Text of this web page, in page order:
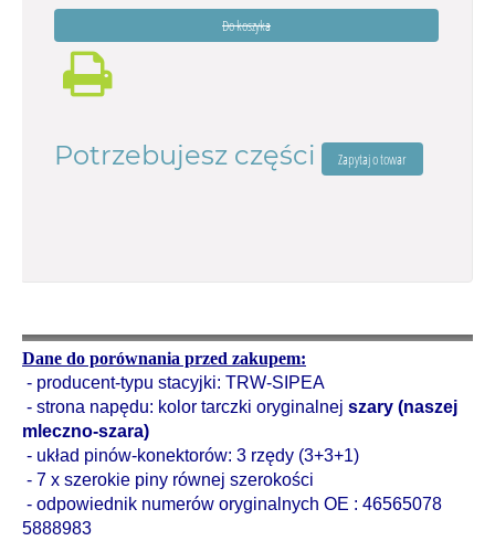
Potrzebujesz części
Dane do porównania przed zakupem:
- producent-typu stacyjki: TRW-SIPEA
- strona napędu: kolor tarczki oryginalnej szary (naszej
mleczno-szara)
- układ pinów-konektorów: 3 rzędy (3+3+1)
- 7 x szerokie piny równej szerokości
- odpowiednik numerów oryginalnych OE : 46565078
5888983